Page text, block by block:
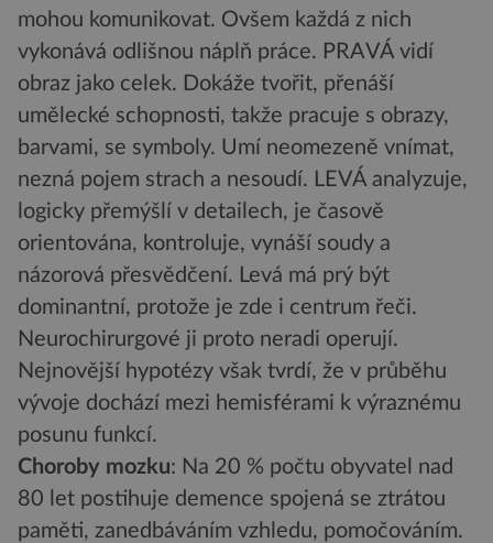
mohou komunikovat. Ovšem každá z nich
vykonává odlišnou náplň práce. PRAVÁ vidí
obraz jako celek. Dokáže tvořit, přenáší
umělecké schopnosti, takže pracuje s obrazy,
barvami, se symboly. Umí neomezeně vnímat,
nezná pojem strach a nesoudí. LEVÁ analyzuje,
logicky přemýšlí v detailech, je časově
orientována, kontroluje, vynáší soudy a
názorová přesvědčení. Levá má prý být
dominantní, protože je zde i centrum řeči.
Neurochirurgové ji proto neradi operují.
Nejnovější hypotézy však tvrdí, že v průběhu
vývoje dochází mezi hemisférami k výraznému
posunu funkcí.
Choroby mozku: Na 20 % počtu obyvatel nad
80 let postihuje demence spojená se ztrátou
paměti, zanedbáváním vzhledu, pomočováním.